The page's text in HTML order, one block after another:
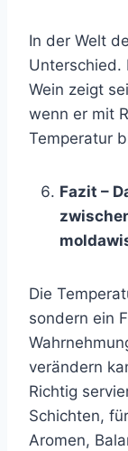
In der Welt
Unterschied.
Wein zeigt
wenn er mit
Temperatur
Fazit –
Die
sondern ein
verändern
Richtig
Schichten,
Aromen,